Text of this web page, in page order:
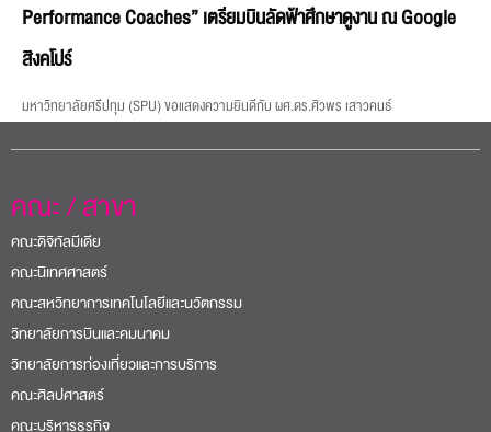
Performance Coaches” เตรียมบินลัดฟ้าศึกษาดูงาน ณ Google
สิงคโปร์
มหาวิทยาลัยศรีปทุม (SPU) ขอแสดงความยินดีกับ ผศ.ดร.ศิวพร เสาวคนธ์
คณะ / สาขา
คณะดิจิทัลมีเดีย
คณะนิเทศศาสตร์
คณะสหวิทยาการเทคโนโลยีและนวัตกรรม
วิทยาลัยการบินและคมนาคม
วิทยาลัยการท่องเที่ยวและการบริการ
คณะศิลปศาสตร์
คณะบริหารธุรกิจ